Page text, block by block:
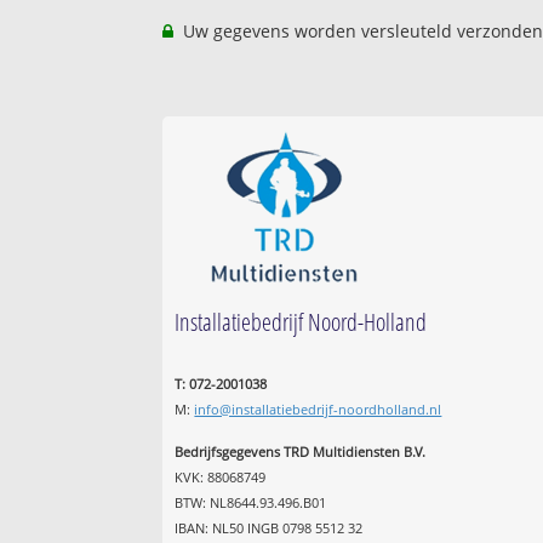
Uw gegevens worden versleuteld
Installatiebedrijf Noord-Holland
T: 072-2001038
M: info@installatiebedrijf-noordholland.nl
Bedrijfsgegevens TRD Multidiensten B.V.
KVK: 88068749
BTW: NL8644.93.496.B01
IBAN: NL50 INGB 0798 5512 32